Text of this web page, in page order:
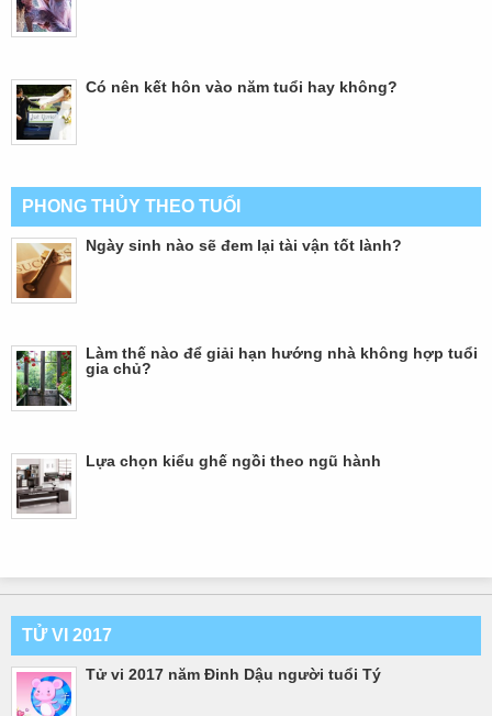
Có nên kết hôn vào năm tuổi hay không?
PHONG THỦY THEO TUỔI
Ngày sinh nào sẽ đem lại tài vận tốt lành?
Làm thế nào để giải hạn hướng nhà không hợp tuổi
gia chủ?
Lựa chọn kiểu ghế ngồi theo ngũ hành
TỬ VI 2017
Tử vi 2017 năm Đinh Dậu người tuổi Tý